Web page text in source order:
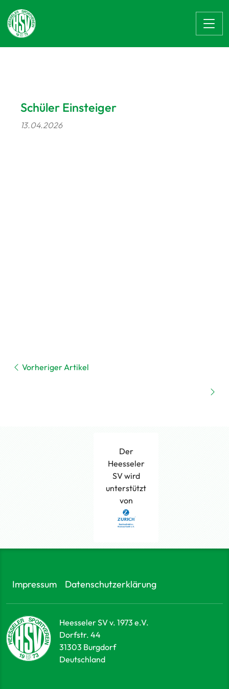
Schüler Einsteiger
13.04.2026
Vorheriger Artikel
Der
Heesseler
SV wird
unterstützt
von
Heesseler SV v. 1973 e.V.
Dorfstr. 44
31303 Burgdorf
Deutschland
Impressum Datenschutzerklärung